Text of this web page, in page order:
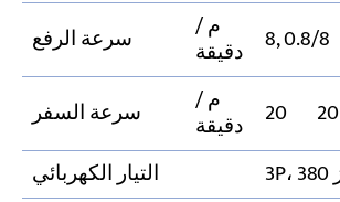
سرعة الرفع م /
دقيقة 8, 0.8/8
سرعة السفر م /
دقيقة 20 20
التيار الكهربائي